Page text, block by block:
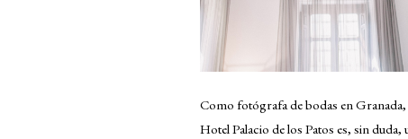
Como fotógrafa de bodas en Granada,
Hotel Palacio de los Patos es, sin